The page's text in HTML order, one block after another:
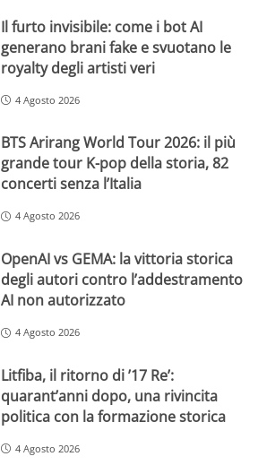
Il furto invisibile: come i bot AI
generano brani fake e svuotano le
royalty degli artisti veri
4 Agosto 2026
BTS Arirang World Tour 2026: il più
grande tour K-pop della storia, 82
concerti senza l’Italia
4 Agosto 2026
OpenAI vs GEMA: la vittoria storica
degli autori contro l’addestramento
AI non autorizzato
4 Agosto 2026
Litfiba, il ritorno di ’17 Re’:
quarant’anni dopo, una rivincita
politica con la formazione storica
4 Agosto 2026